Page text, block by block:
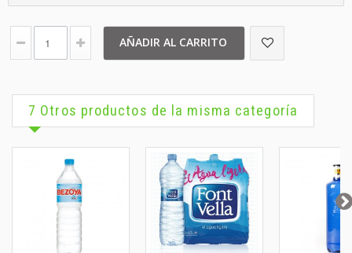
AÑADIR AL CARRITO
7 Otros productos de la misma categoría